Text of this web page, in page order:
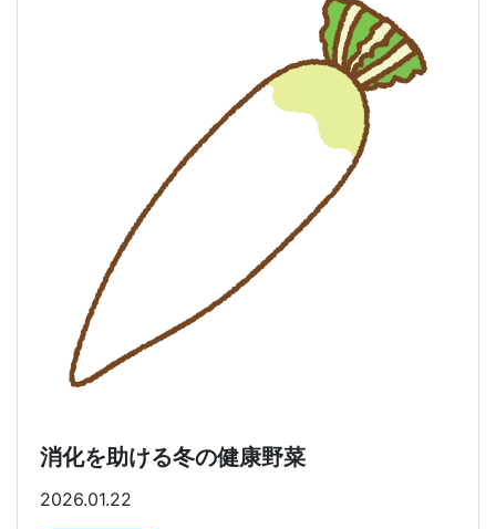
消化を助ける冬の健康野菜
2026.01.22